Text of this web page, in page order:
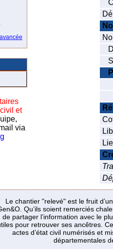
et
via
Le chantier "relevé" est le fruit
Qu’ils soient remerciés
de partager l’information avec le
pour retrouver ses ancêtres.
actes d’état civil numérisés et
départementales